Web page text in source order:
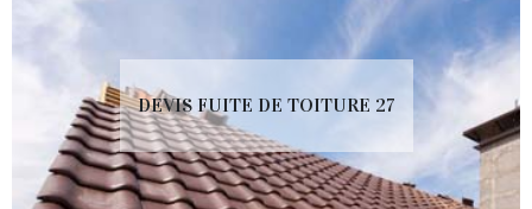
DEVIS FUITE DE TOITURE 27